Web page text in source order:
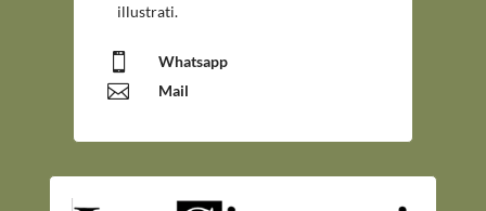
illustrati.
 Whatsapp
 Mail